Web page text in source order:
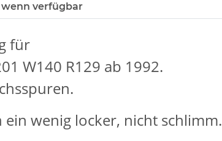
verfügbar
für
W140 R129 ab 1992.
wenig locker, nicht schlimm.